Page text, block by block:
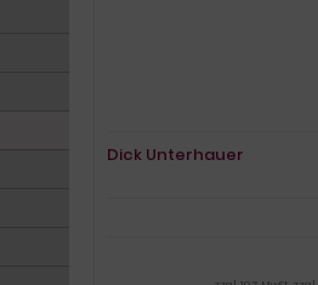
Dick Unterhauer